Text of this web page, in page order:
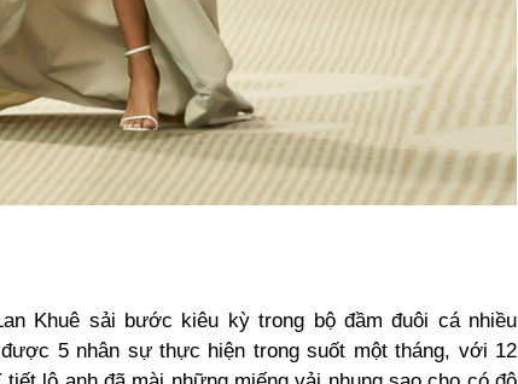
Khuê sải bước kiêu kỳ trong bộ đầm đuôi cá nhiều
5 nhân sự thực hiện trong suốt một tháng, với 12